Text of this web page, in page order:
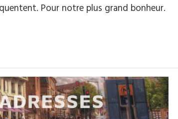
Pour notre plus grand bonheur.